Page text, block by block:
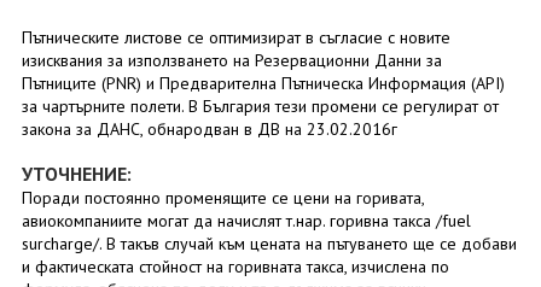
Пътническите листове се оптимизират в съгласие с новите
изисквания за използването на Резервационни Данни за
Пътниците (PNR) и Предварителна Пътническа Информация (API)
за чартърните полети. В България тези промени се регулират от
закона за ДАНС, обнародван в ДВ на 23.02.2016г
УТОЧНЕНИЕ:
Поради постоянно променящите се цени на горивата,
авиокомпаниите могат да начислят т.нар. горивна такса /fuel
surcharge/. В такъв случай към цената на пътуването ще се добави
и фактическата стойност на горивната такса, изчислена по